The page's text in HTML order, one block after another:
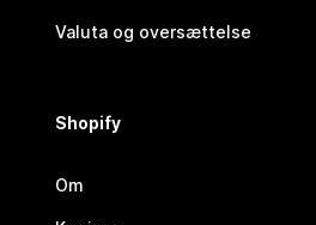
Valuta og oversættelse
Shopify
Om